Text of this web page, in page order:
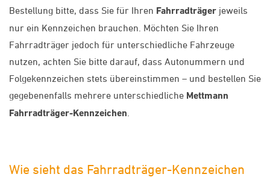
Bestellung bitte, dass Sie für Ihren Fahrradträger jeweils
nur ein Kennzeichen brauchen. Möchten Sie Ihren
Fahrradträger jedoch für unterschiedliche Fahrzeuge
nutzen, achten Sie bitte darauf, dass Autonummern und
Folgekennzeichen stets übereinstimmen – und bestellen Sie
gegebenenfalls mehrere unterschiedliche Mettmann
Fahrradträger-Kennzeichen
Wie sieht das Fahrradträger-Kennzeichen